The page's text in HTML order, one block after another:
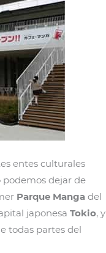
entes culturales
podemos dejar de
Parque Manga del
japonesaTokio, y
todas partes del